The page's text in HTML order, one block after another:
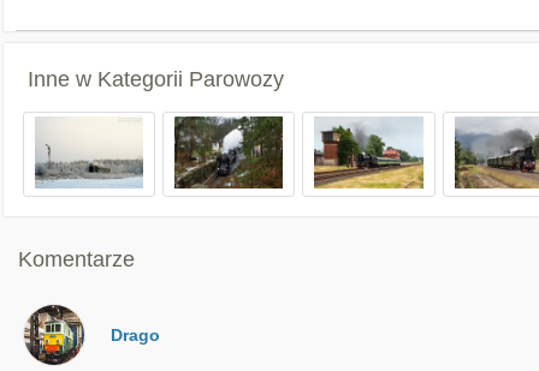
Inne w Kategorii Parowozy
Komentarze
Drago